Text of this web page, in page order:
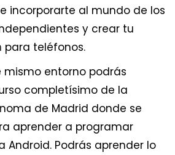
incorporarte al mundo de los
y crear tu
para teléfonos.
mismo entorno podrás
completísimo de la
de Madrid donde se
aprender a programar
Android. Podrás aprender lo